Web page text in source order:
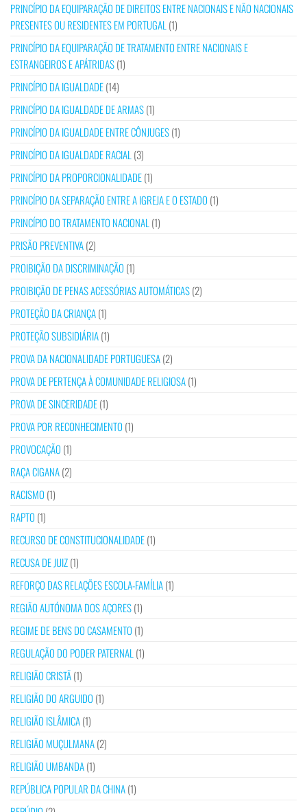
PRINCÍPIO DA EQUIPARAÇÃO DE DIREITOS ENTRE NACIONAIS E NÃO NACIONAIS
PRESENTES OU RESIDENTES EM PORTUGAL (1)
PRINCÍPIO DA EQUIPARAÇÃO DE TRATAMENTO ENTRE NACIONAIS E
ESTRANGEIROS E APÁTRIDAS(1)
PRINCÍPIO DA IGUALDADE(14)
PRINCÍPIO DA IGUALDADE DE ARMAS(1)
PRINCÍPIO DA IGUALDADE ENTRE CÔNJUGES(1)
PRINCÍPIO DA IGUALDADE RACIAL (3)
PRINCÍPIO DA PROPORCIONALIDADE(1)
PRINCÍPIO DA SEPARAÇÃO ENTRE A IGREJA E O ESTADO (1)
PRINCÍPIO DO TRATAMENTO NACIONAL (1)
PRISÃO PREVENTIVA(2)
PROIBIÇÃO DA DISCRIMINAÇÃO (1)
PROIBIÇÃO DE PENAS ACESSÓRIAS AUTOMÁTICAS(2)
PROTEÇÃO DA CRIANÇA(1)
PROTEÇÃO SUBSIDIÁRIA(1)
PROVA DA NACIONALIDADE PORTUGUESA(2)
PROVA DE PERTENÇA À COMUNIDADE RELIGIOSA(1)
PROVA DE SINCERIDADE(1)
PROVA POR RECONHECIMENTO (1)
PROVOCAÇÃO (1)
RAÇA CIGANA(2)
RACISMO (1)
RAPTO (1)
RECURSO DE CONSTITUCIONALIDADE(1)
RECUSA DE JUIZ(1)
REFORÇO DAS RELAÇÕES ESCOLA-FAMÍLIA(1)
REGIÃO AUTÓNOMA DOS AÇORES(1)
REGIME DE BENS DO CASAMENTO (1)
REGULAÇÃO DO PODER PATERNAL (1)
RELIGIÃO CRISTÃ(1)
RELIGIÃO DO ARGUIDO (1)
RELIGIÃO ISLÂMICA(1)
RELIGIÃO MUÇULMANA(2)
RELIGIÃO UMBANDA(1)
REPÚBLICA POPULAR DA CHINA(1)